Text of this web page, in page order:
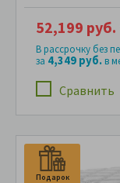
Сравнить
52,199 руб.
В рассрочку без
за 4,349 руб.в
Подарок